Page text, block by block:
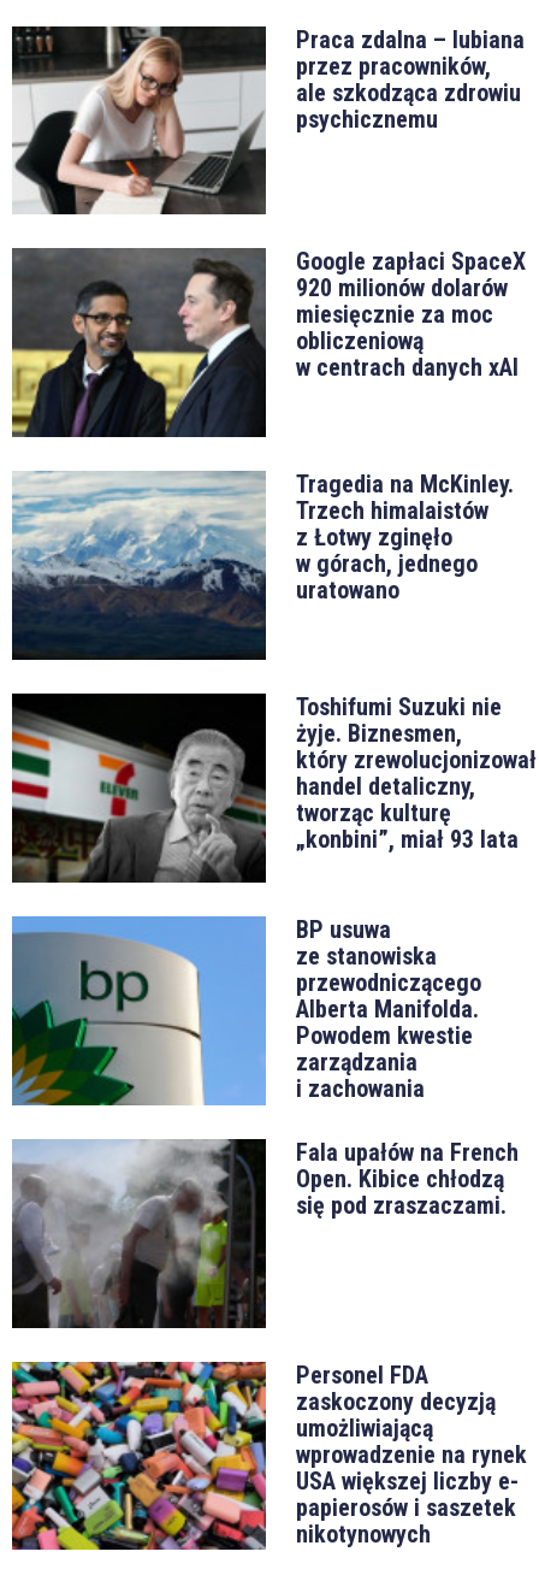
Praca zdalna – lubiana
przez pracowników,
ale szkodząca zdrowiu
psychicznemu
Google zapłaci SpaceX
920 milionów dolarów
miesięcznie za moc
obliczeniową
w centrach danych xAI
Tragedia na McKinley.
Trzech himalaistów
z Łotwy zginęło
w górach, jednego
uratowano
Toshifumi Suzuki nie
żyje. Biznesmen,
który zrewolucjonizował
handel detaliczny,
tworząc kulturę
„konbini”, miał 93 lata
BP usuwa
ze stanowiska
przewodniczącego
Alberta Manifolda.
Powodem kwestie
zarządzania
i zachowania
Fala upałów na French
Open. Kibice chłodzą
się pod zraszaczami.
Personel FDA
zaskoczony decyzją
umożliwiającą
wprowadzenie na rynek
USA większej liczby e-
papierosów i saszetek
nikotynowych